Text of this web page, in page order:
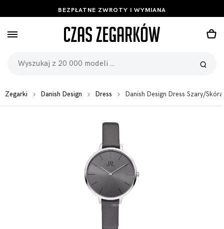
BEZPŁATNE ZWROTY I WYMIANA
Zegarki Danish Design Dress Danish Design Dress Szary/